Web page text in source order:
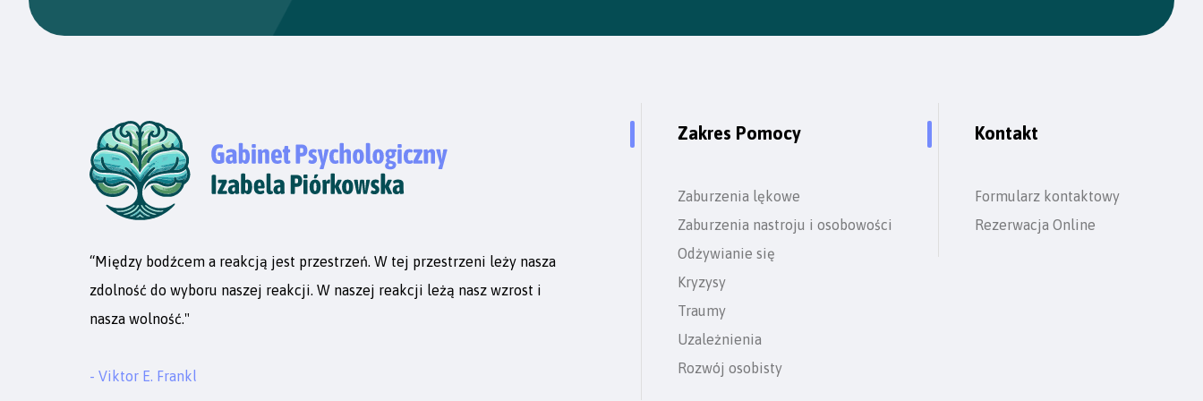
“Między bodźcem a reakcją jest przestrzeń. W tej przestrzeni leży nasza
zdolność do wyboru naszej reakcji. W naszej reakcji leżą nasz wzrost i
nasza wolność."
- Viktor E. Frankl
Zakres Pomocy
Zaburzenia lękowe
Zaburzenia nastroju i osobowości
Odżywianie się
Kryzysy
Traumy
Uzależnienia
Rozwój osobisty
Kontakt
Formularz kontaktowy
Rezerwacja Online